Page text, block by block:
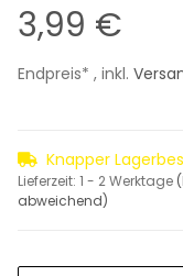
3,99 €
Endpreis* , inkl.
Knapper
Lieferzeit: 1 - 2 Werktage
abweichend)